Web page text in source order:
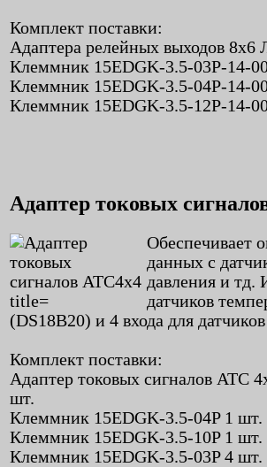
Комплект поставки:
Адаптера релейных выходов
Клеммник 15EDGK-3.5-03P-14-
Клеммник 15EDGK-3.5-04P-14-
Клеммник 15EDGK-3.5-12P-14-
Адаптер токовых
Обеспечивает
данных с
давления и тд.
датчиков
(DS18B20) и 4 входа для
Комплект поставки:
Адаптер токовых сигналов АТС
шт.
Клеммник 15EDGK-3.5-04P 1 шт.
Клеммник 15EDGK-3.5-10P 1 шт.
Клеммник 15EDGK-3.5-03P 4 шт.